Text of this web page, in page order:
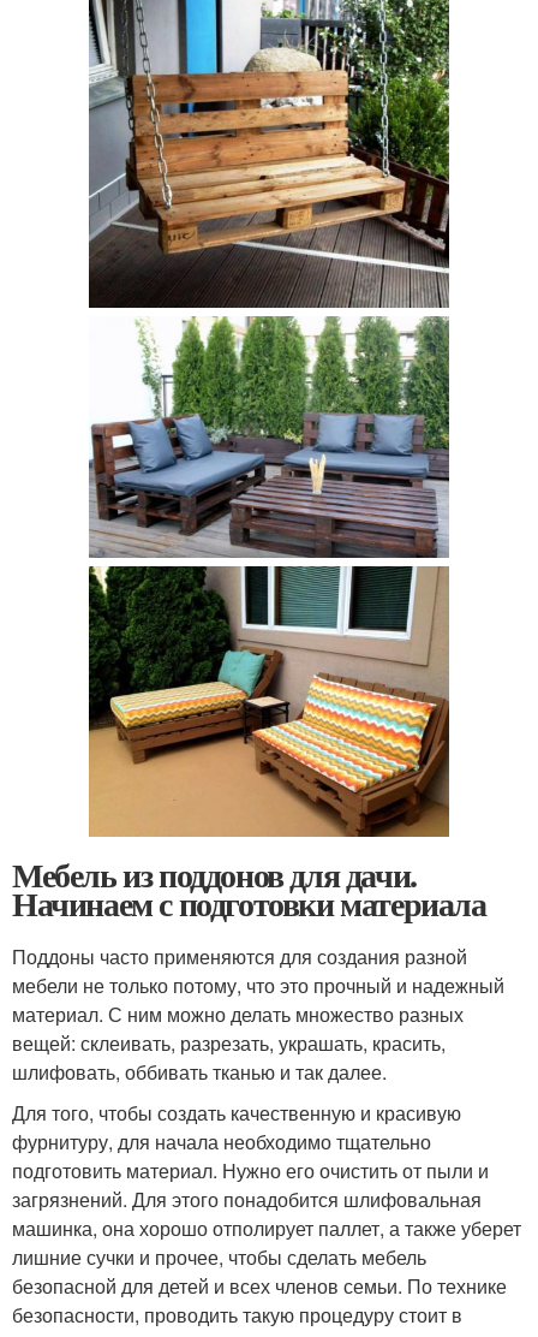
Мебель из поддонов для дачи.
Начинаем с подготовки материала
Поддоны часто применяются для создания разной
мебели не только потому, что это прочный и надежный
материал. С ним можно делать множество разных
вещей: склеивать, разрезать, украшать, красить,
шлифовать, оббивать тканью и так далее.
Для того, чтобы создать качественную и красивую
фурнитуру, для начала необходимо тщательно
подготовить материал. Нужно его очистить от пыли и
загрязнений. Для этого понадобится шлифовальная
машинка, она хорошо отполирует паллет, а также уберет
лишние сучки и прочее, чтобы сделать мебель
безопасной для детей и всех членов семьи. По технике
безопасности, проводить такую процедуру стоит в